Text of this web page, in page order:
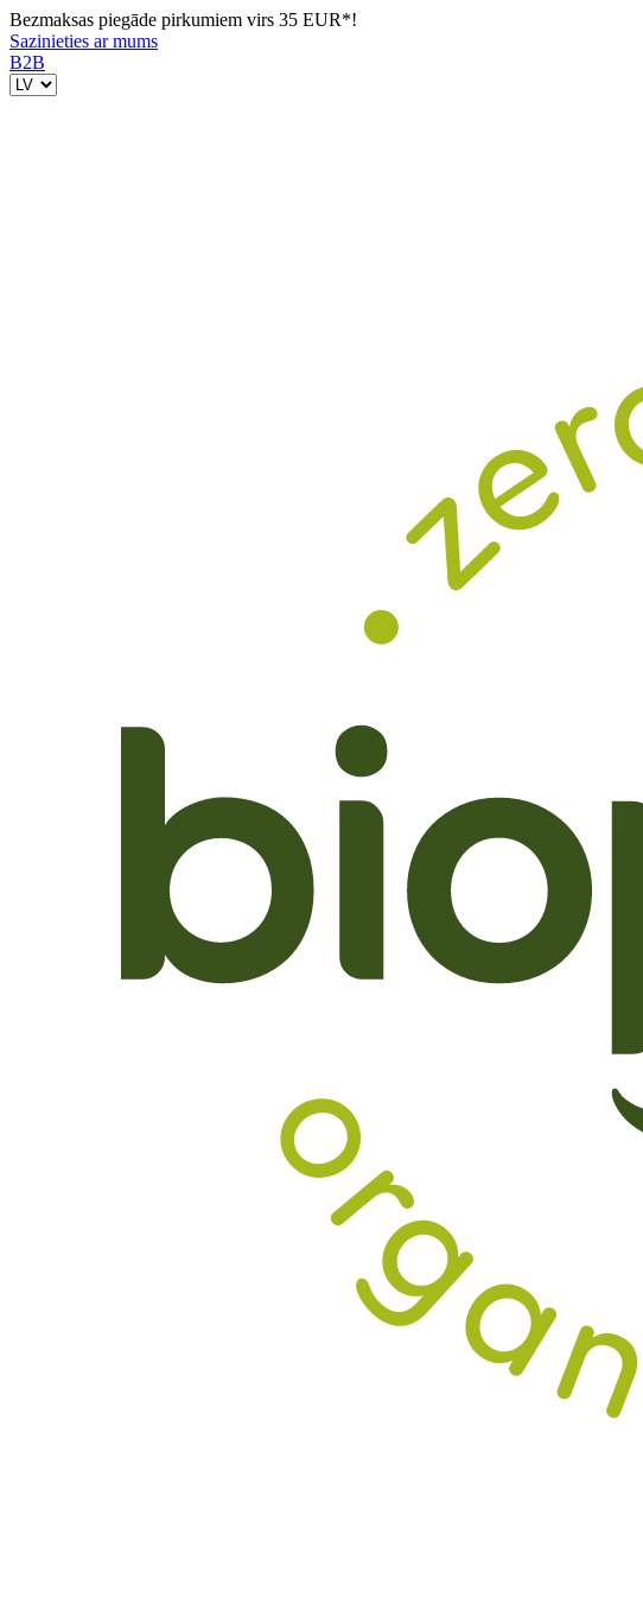
Bezmaksas piegāde pirkumiem virs 35 EUR*!
Sazinieties ar mums
B2B